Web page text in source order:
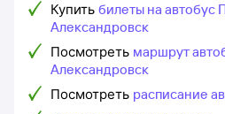
Купить билеты на автобус
Александровск
Посмотреть маршрут
Александровск
Посмотреть расписание